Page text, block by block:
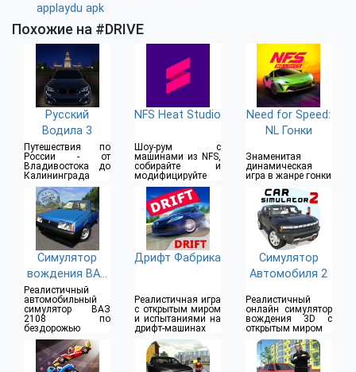
applaydu apk
Похожие на #DRIVE
Русский
Водила 3
Путешествия по
России - от
Владивостока до
Калининграда
NFS Heat Studio
Шоу-рум с
машинами из NFS,
собирайте и
модифицируйте
Need for Speed:
NL Гонки
Знаменитая
динамическая
игра в жанре гонки
Симулятор
вождения ВАЗ
2108 SE
Реалистичный
автомобильный
симулятор ВАЗ
2108 по
бездорожью
Дрифт Фабрика
Реалистичная игра
с открытым миром
и испытаниями на
дрифт-машинах
Симулятор
Автомобиля 2
Реалистичный
онлайн симулятор
вождения 3D с
открытым миром